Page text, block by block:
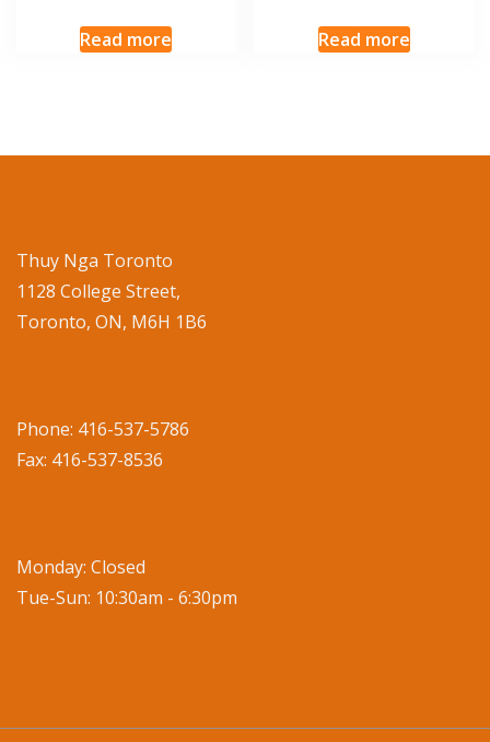
Read more Read more
Thuy Nga Toronto
1128 College Street,
Toronto, ON, M6H 1B6
Phone: 416-537-5786
Fax: 416-537-8536
Monday: Closed
Tue-Sun: 10:30am - 6:30pm